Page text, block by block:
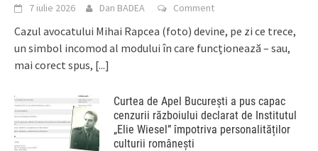
7 iulie 2026 Dan BADEA Comment
Cazul avocatului Mihai Rapcea (foto) devine, pe zi ce trece,
un simbol incomod al modului în care funcționează – sau,
mai corect spus, [...]
Curtea de Apel București a pus capac
cenzurii războiului declarat de Institutul
„Elie Wiesel” împotriva personalităților
culturii românești